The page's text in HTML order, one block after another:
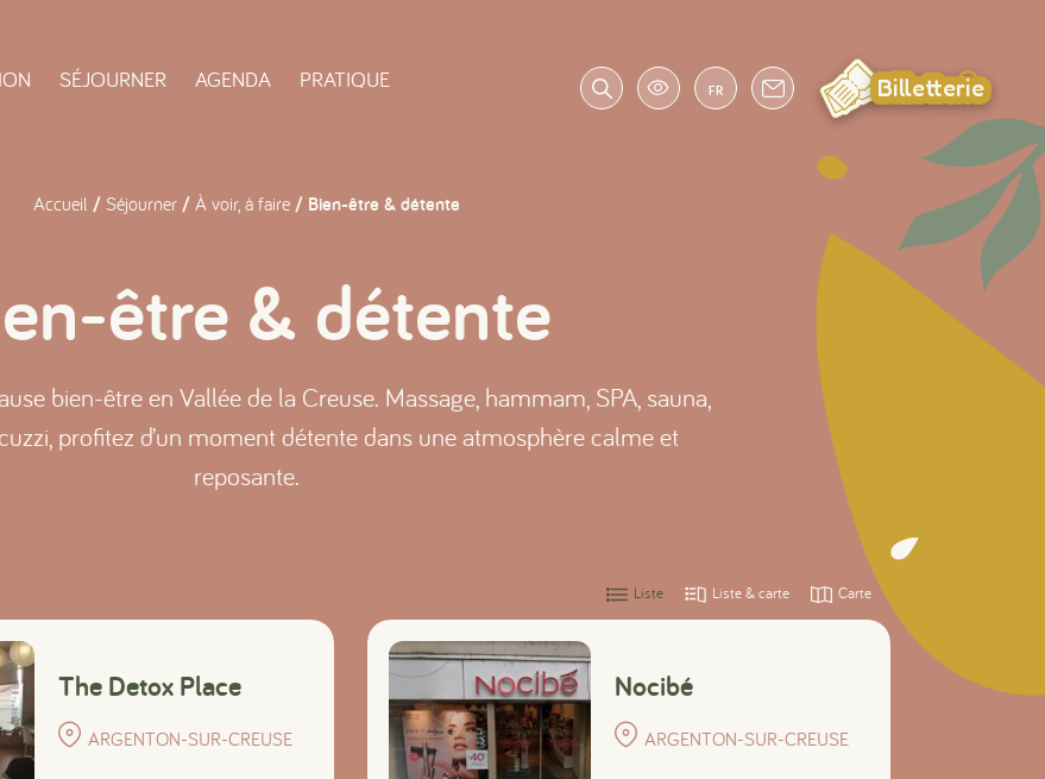
SÉJOURNER AGENDA PRATIQUE FR Billetterie
Accueil / Séjourner/ À voir, à faire/ Bien-être & détente
être & détente
bien-être en Vallée de la Creuse. Massage, hammam, SPA, sauna,
profitez d’un moment détente dans une atmosphère calme et
reposante.
Liste Liste & carte Carte
The Detox Place
ARGENTON-SUR-CREUSE
Nocibé
ARGENTON-SUR-CREUSE